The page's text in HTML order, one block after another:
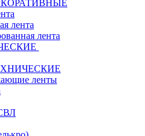
лента
лента
ленты